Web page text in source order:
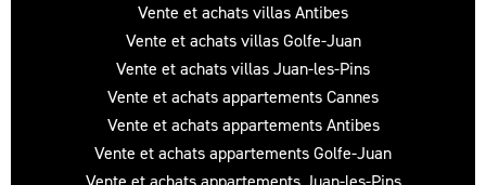
Vente et achats villas Antibes
Vente et achats villas Golfe-Juan
Vente et achats villas Juan-les-Pins
Vente et achats appartements Cannes
Vente et achats appartements Antibes
Vente et achats appartements Golfe-Juan